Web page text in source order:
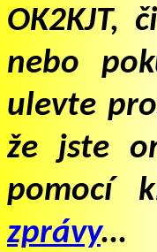
OK2KJT,
nebo
ulevte
že jste
pomocí
zprávy...